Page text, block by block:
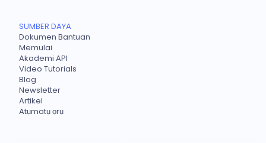
SUMBER DAYA
Dokumen Bantuan
Memulai
Akademi API
Video Tutorials
Blog
Newsletter
Artikel
Atụmatụ ọrụ